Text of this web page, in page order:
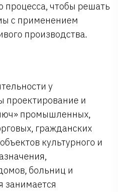
процесса, чтобы решать
с применением
производства.
у
проектирование и
промышленных,
гражданских
культурного и
больниц и
занимается